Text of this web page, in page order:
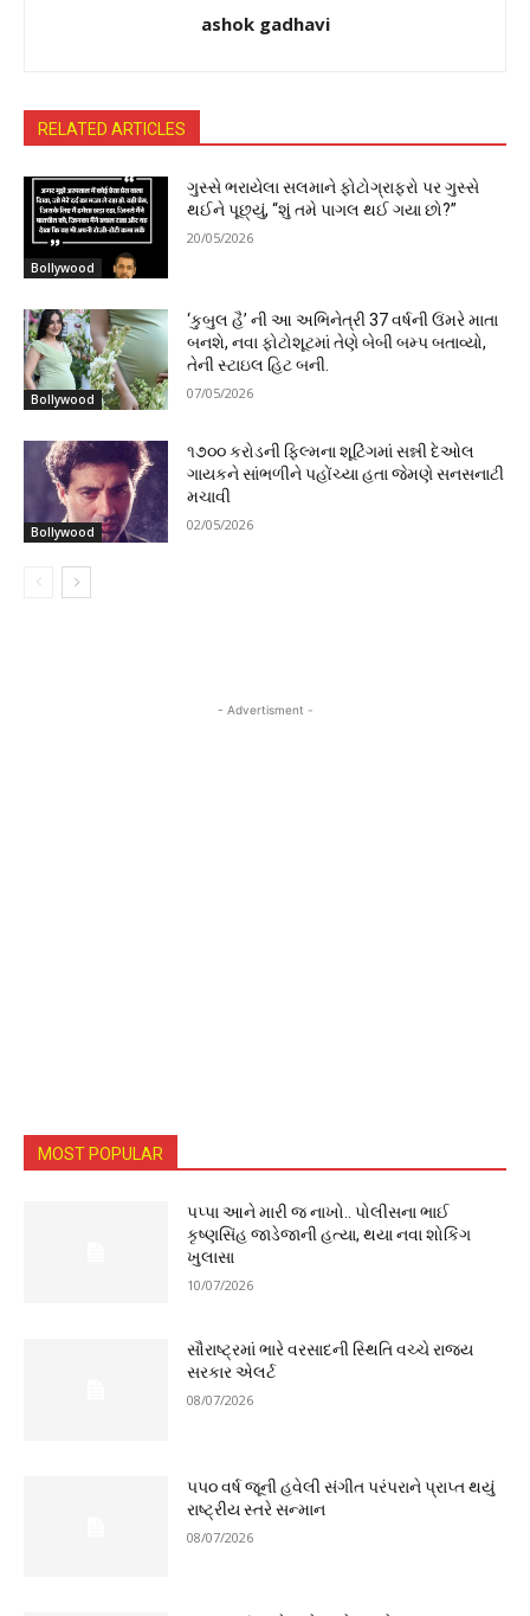
ashok gadhavi
RELATED ARTICLES
Bollywood
ગુસ્સે ભરાયેલા સલમાને ફોટોગ્રાફરો પર ગુસ્સે
થઈને પૂછ્યું, “શું તમે પાગલ થઈ ગયા છો?”
20/05/2026
Bollywood
‘કુબુલ હૈ’ ની આ અભિનેત્રી 37 વર્ષની ઉંમરે માતા
બનશે, નવા ફોટોશૂટમાં તેણે બેબી બમ્પ બતાવ્યો,
તેની સ્ટાઇલ હિટ બની.
07/05/2026
Bollywood
૧૭૦૦ કરોડની ફિલ્મના શૂટિંગમાં સન્ની દેઓલ
ગાયકને સાંભળીને પહોંચ્યા હતા જેમણે સનસનાટી
મચાવી
02/05/2026
- Advertisment -
MOST POPULAR
પપ્પા આને મારી જ નાખો.. પોલીસના ભાઈ
કૃષ્ણસિંહ જાડેજાની હત્યા, થયા નવા શોકિંગ
ખુલાસા
10/07/2026
સૌરાષ્ટ્રમાં ભારે વરસાદની સ્થિતિ વચ્ચે રાજ્ય
સરકાર એલર્ટ
08/07/2026
૫૫૦ વર્ષ જૂની હવેલી સંગીત પરંપરાને પ્રાપ્ત થયું
રાષ્ટ્રીય સ્તરે સન્માન
08/07/2026